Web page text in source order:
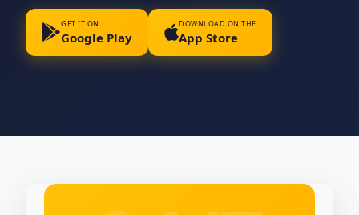
GET IT ON
Google Play
DOWNLOAD ON THE
App Store